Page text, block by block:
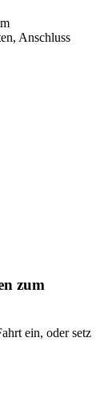
Anschluss
zum
ein, oder setz